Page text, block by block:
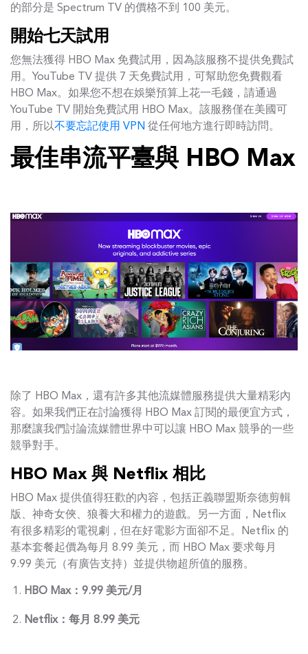
的部分是 Spectrum TV 的價格不到 100 美元。
開始七天試用
您無法獲得 HBO Max 免費試用，因為該服務不提供免費試
用。YouTube TV 提供 7 天免費試用，可幫助您免費觀看
HBO Max。如果您不想在娛樂預算上花一毛錢，請通過
YouTube TV 開始免費試用 HBO Max。該服務僅在美國可
用，所以不要忘記使用 VPN 從任何地方進行即時訪問。
最佳串流平臺與 HBO Max
除了 HBO Max，還有許多其他流媒體服務提供大量精彩內
容。如果我們正在討論獲得 HBO Max 訂閱的最便宜方式，
那麼讓我們討論流媒體世界中可以讓 HBO Max 競爭的一些
競爭對手。
HBO Max 與 Netflix 相比
HBO Max 提供值得狂歡的內容，包括正義聯盟斯奈德剪輯
版、神奇女俠、狼養大和權力的遊戲。另一方面，Netflix
有很多精彩的電視劇，但在好電影方面卻不足。Netflix 的
基本套餐起價為每月 8.99 美元，而 HBO Max 要求每月
9.99 美元（有廣告支持）並提供物超所值的服務。
HBO Max：9.99 美元/月
Netflix：每月 8.99 美元